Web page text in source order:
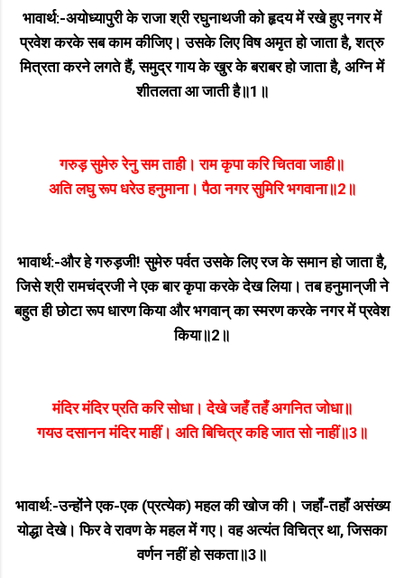
भावार्थ:-अयोध्यापुरी के राजा श्री रघुनाथजी को हृदय में रखे हुए नगर में
प्रवेश करके सब काम कीजिए। उसके लिए विष अमृत हो जाता है, शत्रु
मित्रता करने लगते हैं, समुद्र गाय के खुर के बराबर हो जाता है, अग्नि में
शीतलता आ जाती है॥1॥
गरुड़ सुमेरु रेनु सम ताही। राम कृपा करि चितवा जाही॥
अति लघु रूप धरेउ हनुमाना। पैठा नगर सुमिरि भगवाना॥2॥
भावार्थ:-और हे गरुड़जी! सुमेरु पर्वत उसके लिए रज के समान हो जाता है,
जिसे श्री रामचंद्रजी ने एक बार कृपा करके देख लिया। तब हनुमान्‌जी ने
बहुत ही छोटा रूप धारण किया और भगवान्‌ का स्मरण करके नगर में प्रवेश
किया॥2॥
मंदिर मंदिर प्रति करि सोधा। देखे जहँ तहँ अगनित जोधा॥
गयउ दसानन मंदिर माहीं। अति बिचित्र कहि जात सो नाहीं॥3॥
भावार्थ:-उन्होंने एक-एक (प्रत्येक) महल की खोज की। जहाँ-तहाँ असंख्य
योद्धा देखे। फिर वे रावण के महल में गए। वह अत्यंत विचित्र था, जिसका
वर्णन नहीं हो सकता॥3॥